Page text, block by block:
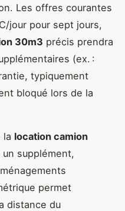
Les offres courantes
jour pour sept jours,
30m3 précis prendra
(ex. :
typiquement
bloqué lors de la
la location camion
supplément,
permet
distance du